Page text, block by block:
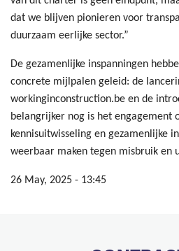
dat we blijven pionieren voor
duurzaam eerlijke sector.”
De gezamenlijke inspanningen
concrete mijlpalen geleid: de
workinginconstruction.be en de
belangrijker nog is het engagement
kennisuitwisseling en gezamenlijke
weerbaar maken tegen misbruik en
26 May, 2025 - 13:45